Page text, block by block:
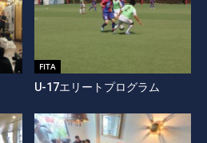
FITA
U-17エリートプログラム